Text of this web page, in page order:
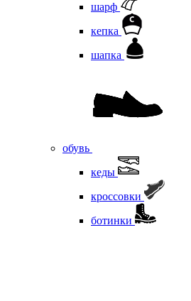
шарф
кепка
шапка
обувь
кеды
кроссовки
ботинки